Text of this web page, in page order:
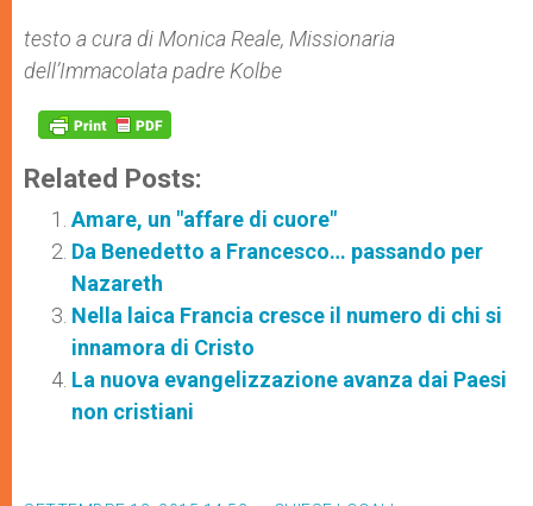
testo a cura di Monica Reale, Missionaria
dell’Immacolata padre Kolbe
Related Posts:
Amare, un "affare di cuore"
Da Benedetto a Francesco… passando per
Nazareth
Nella laica Francia cresce il numero di chi si
innamora di Cristo
La nuova evangelizzazione avanza dai Paesi
non cristiani